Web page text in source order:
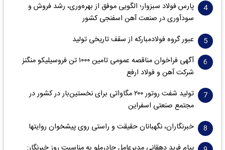
پارس فولاد سبزوار؛ الگویی موفق از بهره‌وری، رشد فروش و
سود‌آوری در صنعت آهن اسفنجی کشور
عبور گروه فولادمبارکه از سقف تاریخی تولید
آگهی فراخوان مناقصه عمومی تامین ۱۰۰۰ تن فروسیلیکو منگنز
شرکت آهن و فولاد ارفع
تولید شفت روتور ۲۰۰ مگاواتی برای نخستین‌بار در کشور در
مجتمع صنعتی اسفراین
خبرنگاران، نگهبانان حقیقت و راستی روی پیشخوان روایت­ها